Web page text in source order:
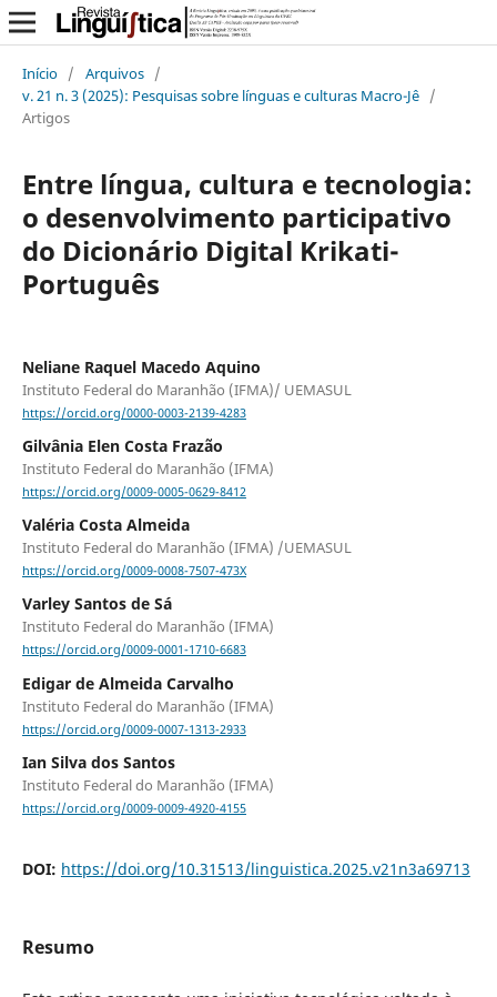
Início / Arquivos /
v. 21 n. 3 (2025): Pesquisas sobre línguas e culturas Macro-Jê /
Artigos
Entre língua, cultura e tecnologia:
o desenvolvimento participativo
do Dicionário Digital Krikati-
Português
Neliane Raquel Macedo Aquino
Instituto Federal do Maranhão (IFMA)/ UEMASUL
https://orcid.org/0000-0003-2139-4283
Gilvânia Elen Costa Frazão
Instituto Federal do Maranhão (IFMA)
https://orcid.org/0009-0005-0629-8412
Valéria Costa Almeida
Instituto Federal do Maranhão (IFMA) /UEMASUL
https://orcid.org/0009-0008-7507-473X
Varley Santos de Sá
Instituto Federal do Maranhão (IFMA)
https://orcid.org/0009-0001-1710-6683
Edigar de Almeida Carvalho
Instituto Federal do Maranhão (IFMA)
https://orcid.org/0009-0007-1313-2933
Ian Silva dos Santos
Instituto Federal do Maranhão (IFMA)
https://orcid.org/0009-0009-4920-4155
DOI: https://doi.org/10.31513/linguistica.2025.v21n3a69713
Resumo